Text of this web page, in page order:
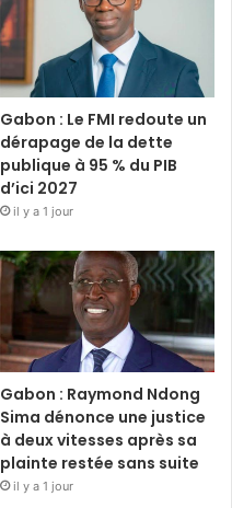
Gabon : Le FMI redoute un
dérapage de la dette
publique à 95 % du PIB
d’ici 2027
il y a 1 jour
Gabon : Raymond Ndong
Sima dénonce une justice
à deux vitesses après sa
plainte restée sans suite
il y a 1 jour